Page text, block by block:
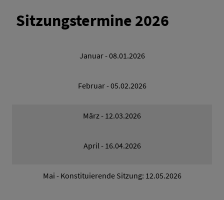
Sitzungstermine 2026
Januar - 08.01.2026
Februar - 05.02.2026
März - 12.03.2026
April - 16.04.2026
Mai - Konstituierende Sitzung: 12.05.2026